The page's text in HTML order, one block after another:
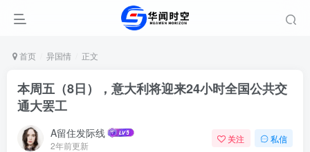
首页 异国情 正文
本周五（8日），意大利将迎来24小时全国公共交
通大罢工
A留住发际线
2年前更新
关注 私信